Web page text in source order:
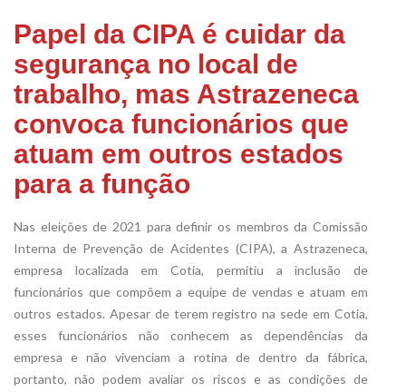
Papel da CIPA é cuidar da
segurança no local de
trabalho, mas Astrazeneca
convoca funcionários que
atuam em outros estados
para a função
Nas eleições de 2021 para definir os membros da Comissão
Interna de Prevenção de Acidentes (CIPA), a Astrazeneca,
empresa localizada em Cotia, permitiu a inclusão de
funcionários que compõem a equipe de vendas e atuam em
outros estados. Apesar de terem registro na sede em Cotia,
esses funcionários não conhecem as dependências da
empresa e não vivenciam a rotina de dentro da fábrica,
portanto, não podem avaliar os riscos e as condições de